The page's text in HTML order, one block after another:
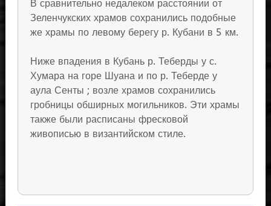
В сравнительно недалеком расстоянии от
Зеленчукских храмов сохранились подобные
же храмы по левому берегу р. Кубани в 5 км.
Ниже впадения в Кубань р. Теберды у с.
Хумара на горе Шуана и по р. Теберде у
аула Сенты ; возле храмов сохранились
гробницы обширных могильников. Эти храмы
также были расписаны фресковой
живописью в византийском стиле.